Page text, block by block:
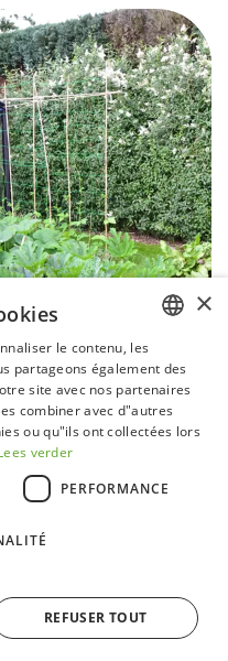
finition élégante, la
touche de luxe à
de matériaux de
la durabilité,
DUTCH
GERMAN
FRENCH
×
le contenu, les
partageons également des
site avec nos partenaires
combiner avec d"autres
ou qu"ils ont collectées lors
verder
PERFORMANCE
REFUSER TOUT